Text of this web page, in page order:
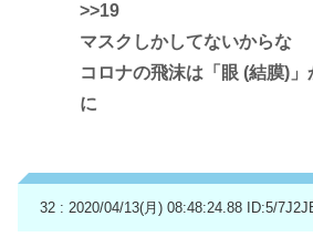
>>19
マスクしかしてないからな
コロナの飛沫は「眼 (結膜)
に
32 : 2020/04/13(月) 08:48:24.88 ID:5/